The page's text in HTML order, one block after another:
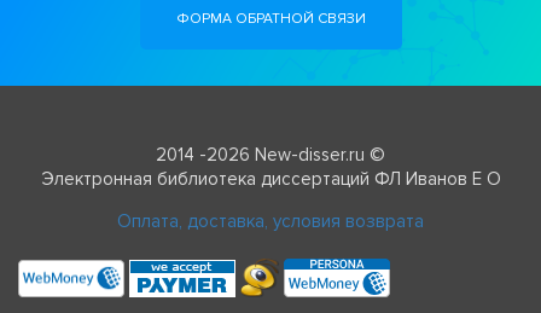
ФОРМА ОБРАТНОЙ СВЯЗИ
2014 -2026 New-disser.ru ©
Электронная библиотека диссертаций ФЛ Иванов Е О
Оплата, доставка, условия возврата